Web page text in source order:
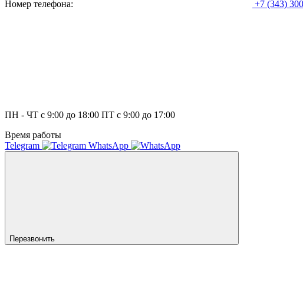
Номер телефона: +7 (343)
ПН - ЧТ с 9:00 до 18:00 ПТ с 9:00 до 17:00
Время работы
Telegram
WhatsApp
Перезвонить